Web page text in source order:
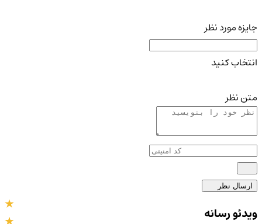
جایزه مورد نظر
انتخاب کنید
متن نظر
ارسال نظر
ویدئو رسانه